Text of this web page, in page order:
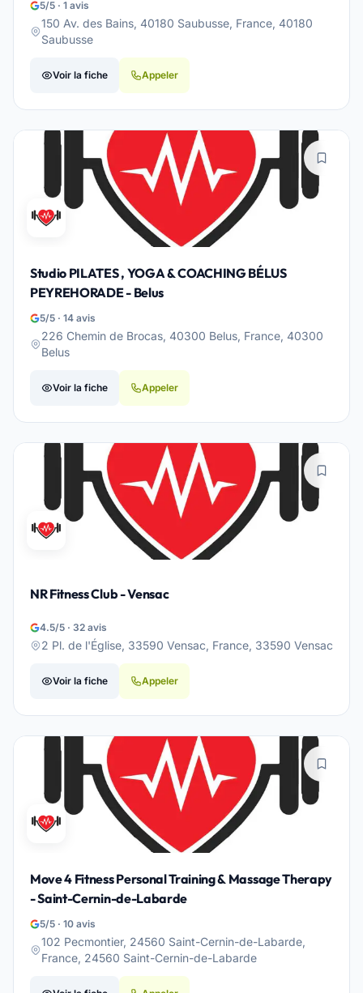
5/5 · 1 avis
150 Av. des Bains, 40180 Saubusse, France, 40180
Saubusse
Voir la fiche Appeler
Studio PILATES , YOGA & COACHING BÉLUS
PEYREHORADE - Belus
5/5 · 14 avis
226 Chemin de Brocas, 40300 Belus, France, 40300
Belus
Voir la fiche Appeler
NR Fitness Club - Vensac
4.5/5 · 32 avis
2 Pl. de l'Église, 33590 Vensac, France, 33590 Vensac
Voir la fiche Appeler
Move 4 Fitness Personal Training & Massage Therapy
- Saint-Cernin-de-Labarde
5/5 · 10 avis
102 Pecmontier, 24560 Saint-Cernin-de-Labarde,
France, 24560 Saint-Cernin-de-Labarde